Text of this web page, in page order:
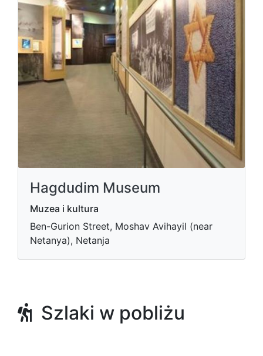
Hagdudim Museum
Muzea i kultura
Ben-Gurion Street, Moshav Avihayil (near
Netanya), Netanja
Szlaki w pobliżu